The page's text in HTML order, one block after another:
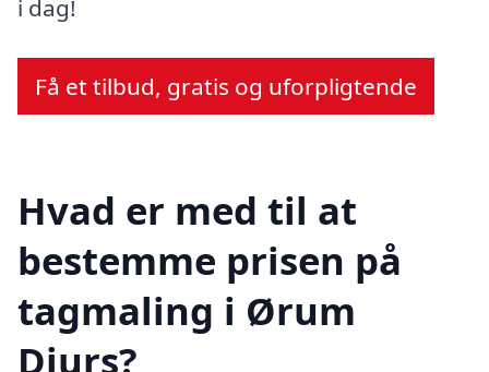
i dag!
Få et tilbud, gratis og uforpligtende
Hvad er med til at
bestemme prisen på
tagmaling i Ørum
Djurs?